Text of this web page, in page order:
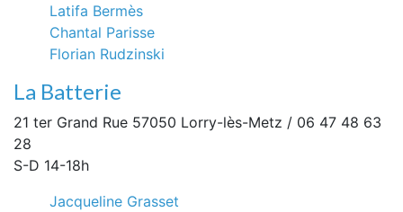
Latifa Bermès
Chantal Parisse
Florian Rudzinski
La Batterie
21 ter Grand Rue 57050 Lorry-lès-Metz / 06 47 48 63
28
S-D 14-18h
Jacqueline Grasset